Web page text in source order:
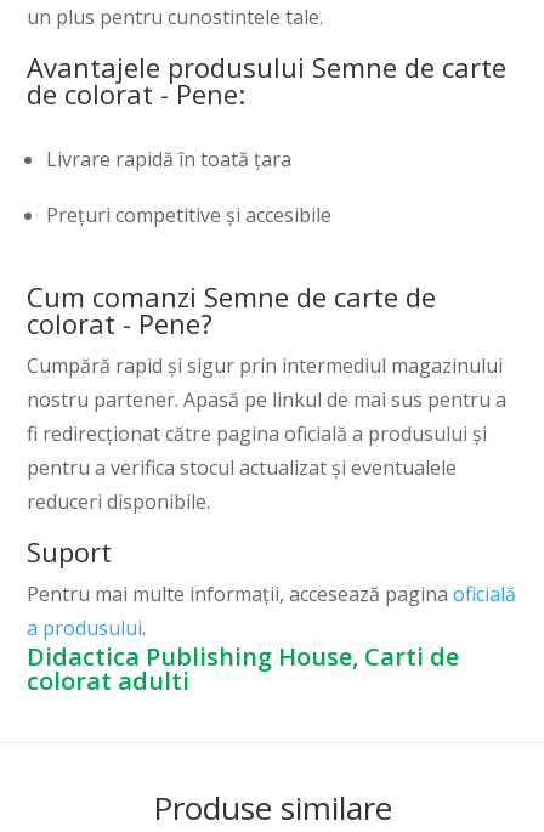
un plus pentru cunostintele tale.
Avantajele produsului Semne de carte
de colorat - Pene:
Livrare rapidă în toată țara
Prețuri competitive și accesibile
Cum comanzi Semne de carte de
colorat - Pene?
Cumpără rapid și sigur prin intermediul magazinului
nostru partener. Apasă pe linkul de mai sus pentru a
fi redirecționat către pagina oficială a produsului și
pentru a verifica stocul actualizat și eventualele
reduceri disponibile.
Suport
Pentru mai multe informații, accesează paginaoficială
a produsului.
Didactica Publishing House, Carti de
colorat adulti
Produse similare